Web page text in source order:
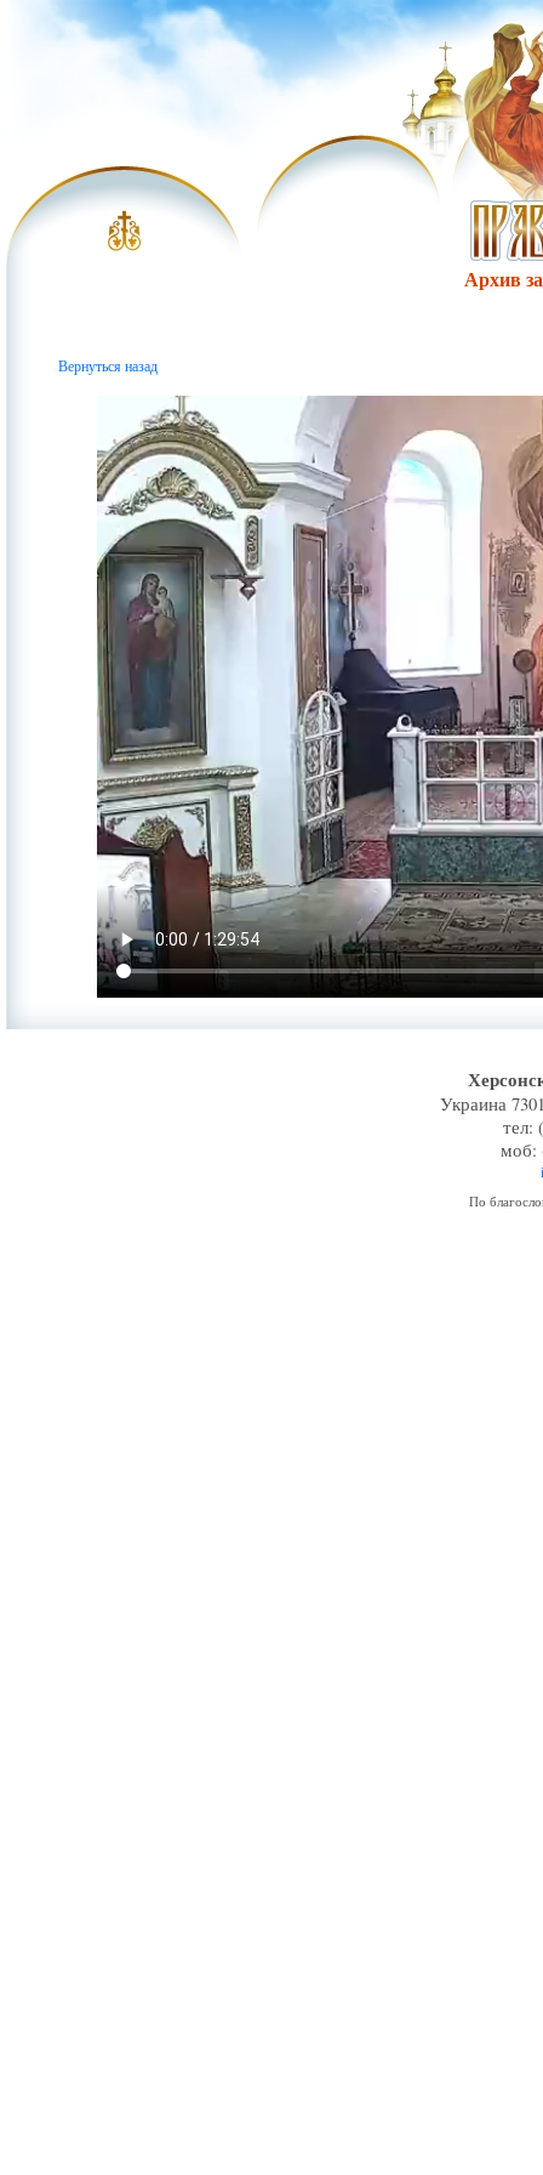
Архив
Вернуться назад
Украина
тел:
моб:
По